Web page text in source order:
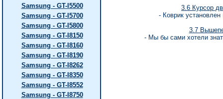
Samsung - GT-I5500
Samsung - GT-I5700
Samsung - GT-I5800
Samsung - GT-I8150
Samsung - GT-I8160
Samsung - GT-I8190
Samsung - GT-I8262
Samsung - GT-I8350
Samsung - GT-I8552
Samsung - GT-I8750
3.6 Курсор
- Коврик
3.7
- Мы бы сами хотели